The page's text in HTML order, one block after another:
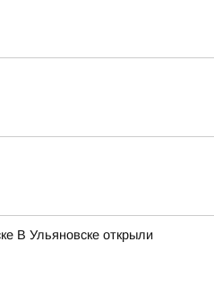
В Ульяновске открыли